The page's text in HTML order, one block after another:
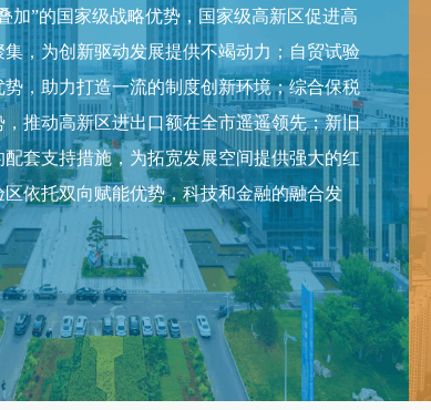
加”的国家级战略优势，国家级高新区促进高
，为创新驱动发展提供不竭动力；自贸试验
，助力打造一流的制度创新环境；综合保税
推动高新区进出口额在全市遥遥领先；新旧
套支持措施，为拓宽发展空间提供强大的红
依托双向赋能优势，科技和金融的融合发